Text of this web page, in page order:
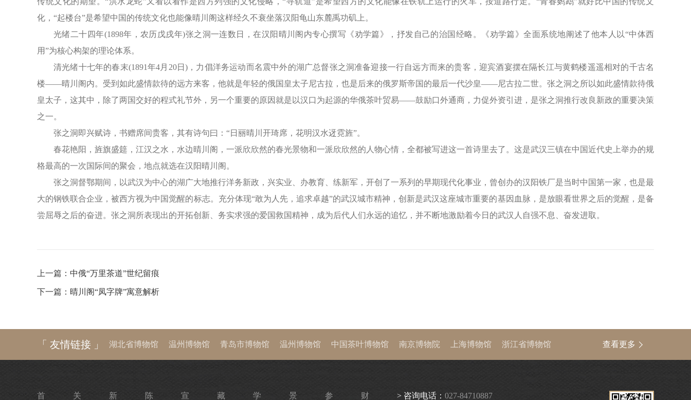
化，“起楼台”是希望中国的传统文化也能像晴川阁这样经久不衰坐落汉阳龟山东麓禹功矶上。
光绪二十四年(1898年，农历戊戌年)张之洞一连数日，在汉阳晴川阁内专心撰写《劝学篇》，抒发自己的治国经略。《劝学篇》全面系统地阐述了他本人以“中体西
用”为核心构架的理论体系。
清光绪十七年的春末(1891年4月20日)，力倡洋务运动而名震中外的湖广总督张之洞准备迎接一行自远方而来的贵客，迎宾酒宴摆在隔长江与黄鹤楼遥遥相对的千古名
楼——晴川阁内。受到如此盛情款待的远方来客，他就是年轻的俄国皇太子尼古拉，也是后来的俄罗斯帝国的最后一代沙皇——尼古拉二世。张之洞之所以如此盛情款待俄
皇太子，这其中，除了两国交好的程式礼节外，另一个重要的原因就是以汉口为起源的华俄茶叶贸易——鼓励口外通商，力促外资引进，是张之洞推行改良新政的重要决策
之一。
张之洞即兴赋诗，书赠席间贵客，其有诗句曰：“日丽晴川开琦席，花明汉水迓霓旌”。
春花艳阳，旌旗盛筵，江汉之水，水边晴川阁，一派欣欣然的春光景物和一派欣欣然的人物心情，全都被写进这一首诗里去了。这是武汉三镇在中国近代史上举办的规
格最高的一次国际间的聚会，地点就选在汉阳晴川阁。
张之洞督鄂期间，以武汉为中心的湖广大地推行洋务新政，兴实业、办教育、练新军，开创了一系列的早期现代化事业，曾创办的汉阳铁厂是当时中国第一家，也是最
大的钢铁联合企业，被西方视为中国觉醒的标志。充分体现“敢为人先，追求卓越”的武汉城市精神，创新是武汉这座城市重要的基因血脉，是放眼看世界之后的觉醒，是备
尝屈辱之后的奋进。张之洞所表现出的开拓创新、务实求强的爱国救国精神，成为后代人们永远的追忆，并不断地激励着今日的武汉人自强不息、奋发进取。
上一篇： 中俄“万里茶道”世纪留痕
下一篇： 晴川阁“凤字牌”寓意解析
「 友情链接 」 湖北省博物馆 温州博物馆 青岛市博物馆 温州博物馆 中国茶叶博物馆 南京博物院 上海博物馆
浙江省博物馆
河南博物院
湖南省博物馆 陕西历史博物馆 首都博物馆 中国国家博物馆 故宫博物院 中国文物信息网
查看更多
首 关 新 陈 宣 藏 学 景 参 财 > 咨询电话： 027-84710887